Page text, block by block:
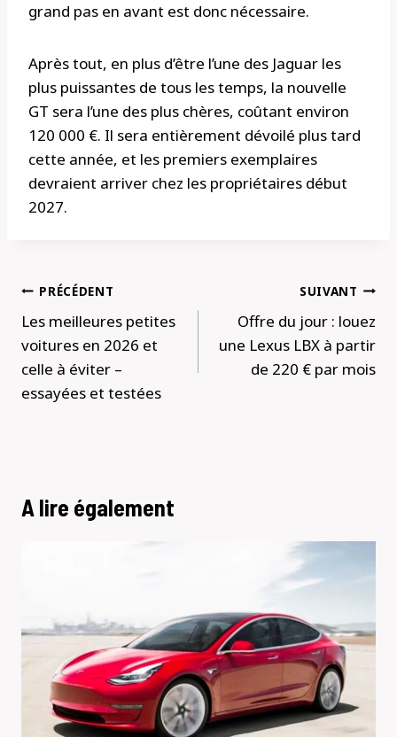
grand pas en avant est donc nécessaire.
Après tout, en plus d’être l’une des Jaguar les
plus puissantes de tous les temps, la nouvelle
GT sera l’une des plus chères, coûtant environ
120 000 €. Il sera entièrement dévoilé plus tard
cette année, et les premiers exemplaires
devraient arriver chez les propriétaires début
2027.
Navigation
de
l’article
PRÉCÉDENT
Les meilleures petites
voitures en 2026 et
celle à éviter –
essayées et testées
SUIVANT
Offre du jour : louez
une Lexus LBX à partir
de 220 € par mois
A lire également